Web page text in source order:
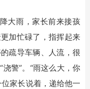
大雨，家长前来接孩
加忙碌了，指挥起来
疏导车辆、人流，很
警”。“雨这么大，你
家长说着，递给他一